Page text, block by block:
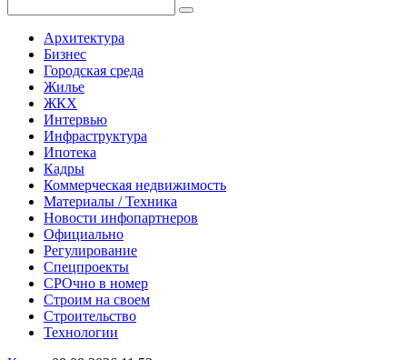
Архитектура
Бизнес
Городская среда
Жилье
ЖКХ
Интервью
Инфраструктура
Ипотека
Кадры
Коммерческая недвижимость
Материалы / Техника
Новости инфопартнеров
Официально
Регулирование
Спецпроекты
СРОчно в номер
Строим на своем
Строительство
Технологии